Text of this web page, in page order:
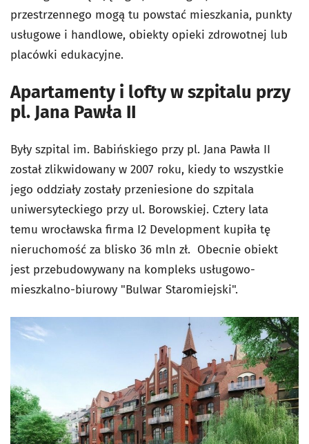
przestrzennego mogą tu powstać mieszkania, punkty
usługowe i handlowe, obiekty opieki zdrowotnej lub
placówki edukacyjne.
Apartamenty i lofty w szpitalu przy
pl. Jana Pawła II
Były szpital im. Babińskiego przy pl. Jana Pawła II
został zlikwidowany w 2007 roku, kiedy to wszystkie
jego oddziały zostały przeniesione do szpitala
uniwersyteckiego przy ul. Borowskiej. Cztery lata
temu wrocławska firma I2 Development kupiła tę
nieruchomość za blisko 36 mln zł. Obecnie obiekt
jest przebudowywany na kompleks usługowo-
mieszkalno-biurowy "Bulwar Staromiejski".